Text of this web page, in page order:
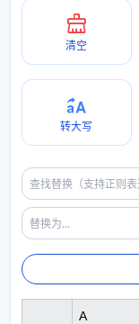
清空
转大写
A